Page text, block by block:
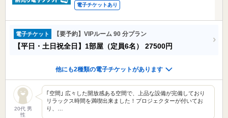
電子チケットあり
電子チケット 【要予約】VIPルーム 90 分プラン
【平日・土日祝全日】1部屋（定員6名） 27500円
他にも2種類の電子チケットがあります
20代 男
性
｢空間｣ 広々した開放感ある空間で、上品な設備が完備しており
リラックス時間を満喫出来ました！プロジェクターが付いてお
り、…